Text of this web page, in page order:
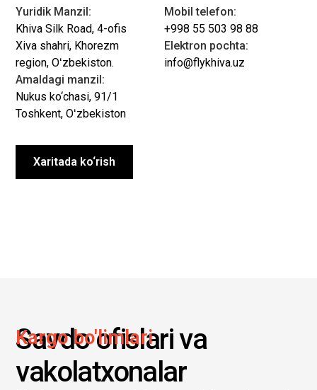
Yuridik Manzil:
Khiva Silk Road, 4-ofis
Xiva shahri, Khorezm
region, Oʻzbekiston.
Amaldagi manzil:
Nukus ko‘chasi, 91/1
Toshkent, Oʻzbekiston
Xaritada ko‘rish
Mobil telefon:
+998 55 503 98 88
Elektron pochta:
info@flykhiva.uz
Savdo ofislari va
vakolatxonalar
Kargo bo'limlari